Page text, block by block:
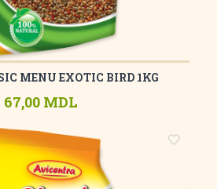
MENU EXOTIC BIRD 1KG
67,00 MDL